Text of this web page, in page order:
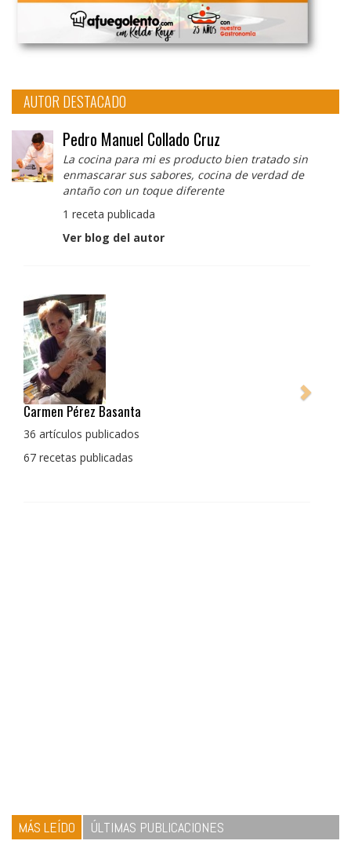
AUTOR DESTACADO
Pedro Manuel Collado Cruz
La cocina para mi es producto bien tratado sin
enmascarar sus sabores, cocina de verdad de
antaño con un toque diferente
1 receta publicada
Ver blog del autor
Pedro Manuel Collado Cruz
La cocina para mi es producto bien tratado sin
con un toque diferente